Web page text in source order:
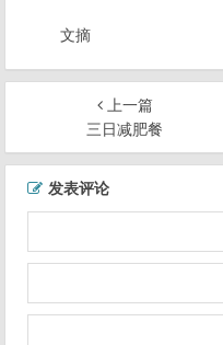
文摘
上一篇
三日减肥餐
发表评论